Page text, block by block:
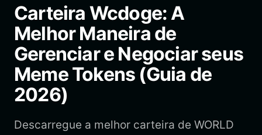
Bahasa Indonesia
ภาษาไทย
Español
Português (Brasil)
Español (Argentina)
Carteira Wcdoge: A
Melhor Maneira de
Gerenciar e Negociar seus
Meme Tokens (Guia de
2026)
Descarregue a melhor carteira de WORLD